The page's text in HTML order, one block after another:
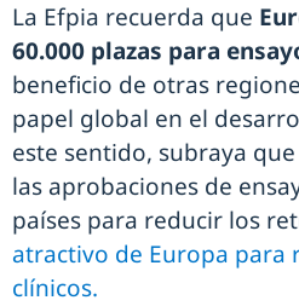
La Efpia recuerda que
60.000 plazas para
beneficio de otras
papel global en el
este sentido, subraya
las aprobaciones de
países para reducir los
atractivo de Europa para
clínicos.